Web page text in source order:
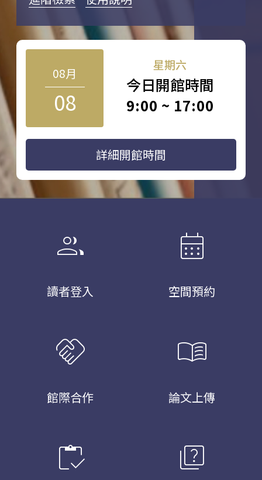
08月
08
星期六
今日開館時間
9:00 ~ 17:00
詳細開館時間
group
讀者登入
calendar_month
空間預約
handshake
館際合作
menu_book
論文上傳
inventory quiz